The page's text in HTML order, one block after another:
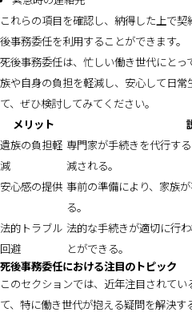
これらの項目を確認し、納得した上で
後事務委任を利用することができます。
死後事務委任は、忙しい働き世代にと
族や自身の負担を軽減し、安心して日
て、ぜひ検討してみてください。
メリット
遺族の負担軽
減
専門家が手続きを代行す
減される。
安心感の提供 事前の準備により、家族
る。
法的トラブル
回避
法的な手続きが適切に行
とができる。
死後事務委任における注目のトピック
このセクションでは、近年注目されて
て、特に働き世代が抱える疑問を解決す